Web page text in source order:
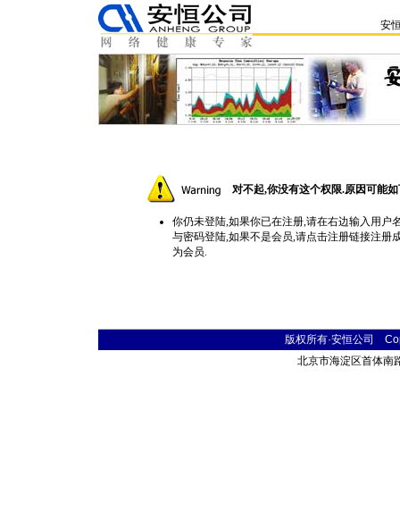
安
对不起,你没有这个权限.原因可能如
你仍未登陆,如果你已在注册,请在右边输入用户
与密码登陆,如果不是会员,请点击注册链接注册
为会员.
版权所有·安恒公司
北京市海淀区首体南路9号